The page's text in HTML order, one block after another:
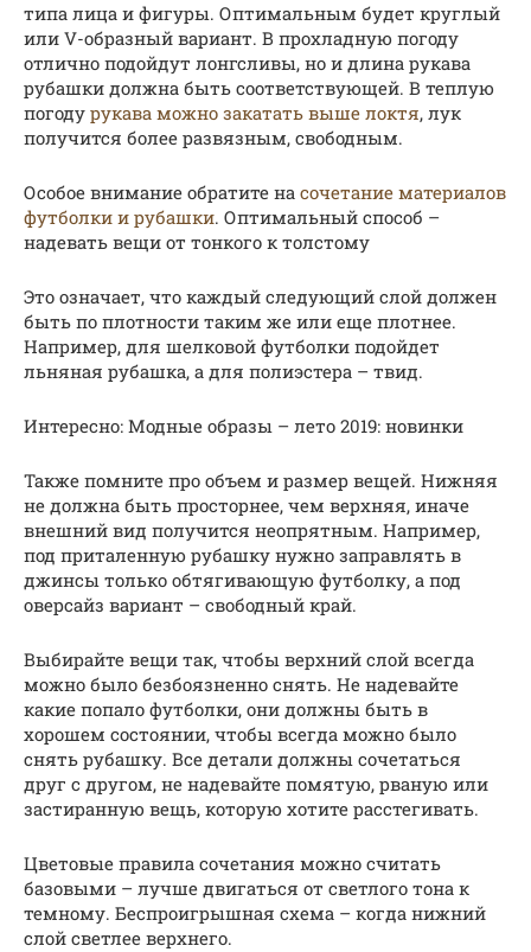
типа лица и фигуры. Оптимальным будет круглый
или V-образный вариант. В прохладную погоду
отлично подойдут лонгсливы, но и длина рукава
рубашки должна быть соответствующей. В теплую
погоду рукава можно закатать выше локтя, лук
получится более развязным, свободным.
Особое внимание обратите на сочетание материалов
футболки и рубашки. Оптимальный способ –
надевать вещи от тонкого к толстому
Это означает, что каждый следующий слой должен
быть по плотности таким же или еще плотнее.
Например, для шелковой футболки подойдет
льняная рубашка, а для полиэстера – твид.
Интересно: Модные образы – лето 2019: новинки
Также помните про объем и размер вещей. Нижняя
не должна быть просторнее, чем верхняя, иначе
внешний вид получится неопрятным. Например,
под приталенную рубашку нужно заправлять в
джинсы только обтягивающую футболку, а под
оверсайз вариант – свободный край.
Выбирайте вещи так, чтобы верхний слой всегда
можно было безбоязненно снять. Не надевайте
какие попало футболки, они должны быть в
хорошем состоянии, чтобы всегда можно было
снять рубашку. Все детали должны сочетаться
друг с другом, не надевайте помятую, рваную или
застиранную вещь, которую хотите расстегивать.
Цветовые правила сочетания можно считать
базовыми – лучше двигаться от светлого тона к
темному. Беспроигрышная схема – когда нижний
слой светлее верхнего.